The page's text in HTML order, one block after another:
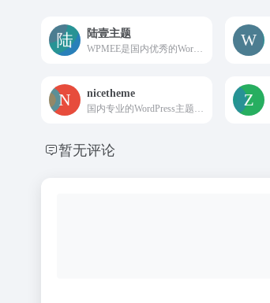
陆壹主题
nicetheme
暂无评论